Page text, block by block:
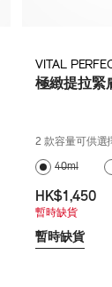
VITAL
極緻提拉緊
2 款容量可供選
40ml
HK$1,450
暫時缺貨
暫時缺貨